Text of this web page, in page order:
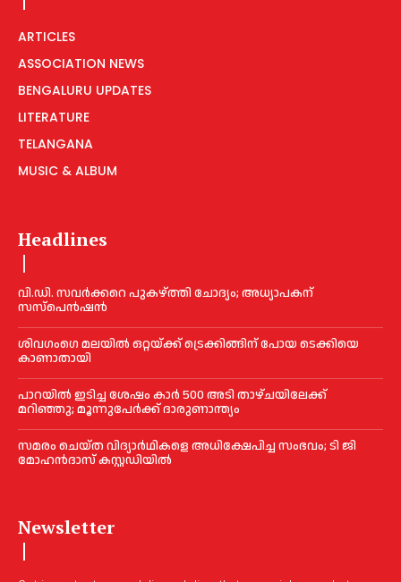
ARTICLES
ASSOCIATION NEWS
BENGALURU UPDATES
LITERATURE
TELANGANA
MUSIC & ALBUM
Headlines
വി.ഡി. സവർക്കറെ പുകഴ്ത്തി ചോദ്യം; അധ്യാപകന്
സസ്പെൻഷൻ
ശിവഗംഗെ മലയിൽ ഒറ്റയ്ക്ക് ട്രെക്കിങ്ങിന് പോയ ടെക്കിയെ
കാണാതായി
പാറയിൽ ഇടിച്ച ശേഷം കാർ 500 അടി താഴ്ചയിലേക്ക്
മറിഞ്ഞു; മൂന്നുപേർക്ക് ദാരുണാന്ത്യം
സമരം ചെയ്ത വിദ്യാര്‍ഥികളെ അധിക്ഷേപിച്ച സംഭവം; ടി ജി
മോഹന്‍ദാസ് കസ്റ്റഡിയിൽ
Newsletter